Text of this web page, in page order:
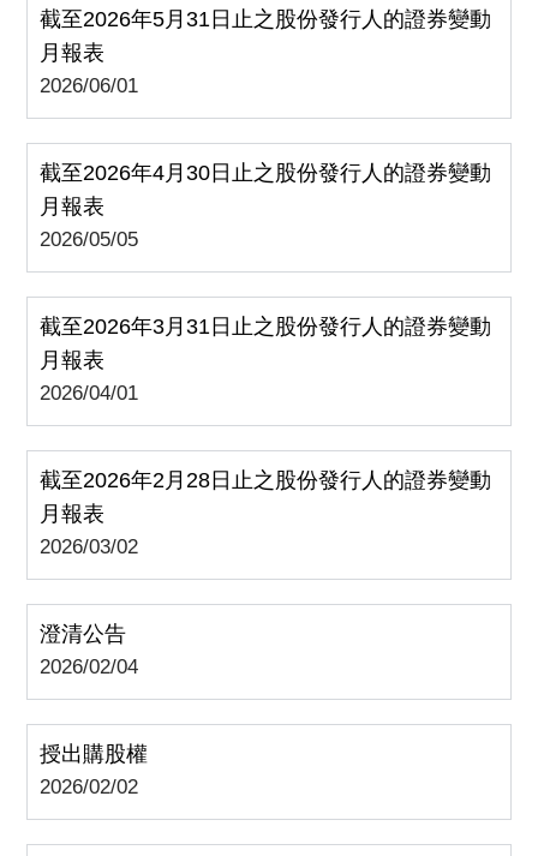
截至2026年5月31日止之股份發行人的證券變動
月報表
2026/06/01
截至2026年4月30日止之股份發行人的證券變動
月報表
2026/05/05
截至2026年3月31日止之股份發行人的證券變動
月報表
2026/04/01
截至2026年2月28日止之股份發行人的證券變動
月報表
2026/03/02
澄清公告
2026/02/04
授出購股權
2026/02/02